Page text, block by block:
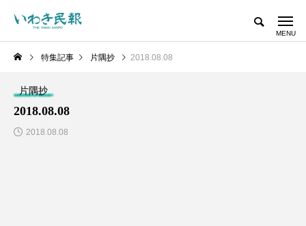
特集記事 片隅抄 2018.08.08
片隅抄
2018.08.08
2018.08.08